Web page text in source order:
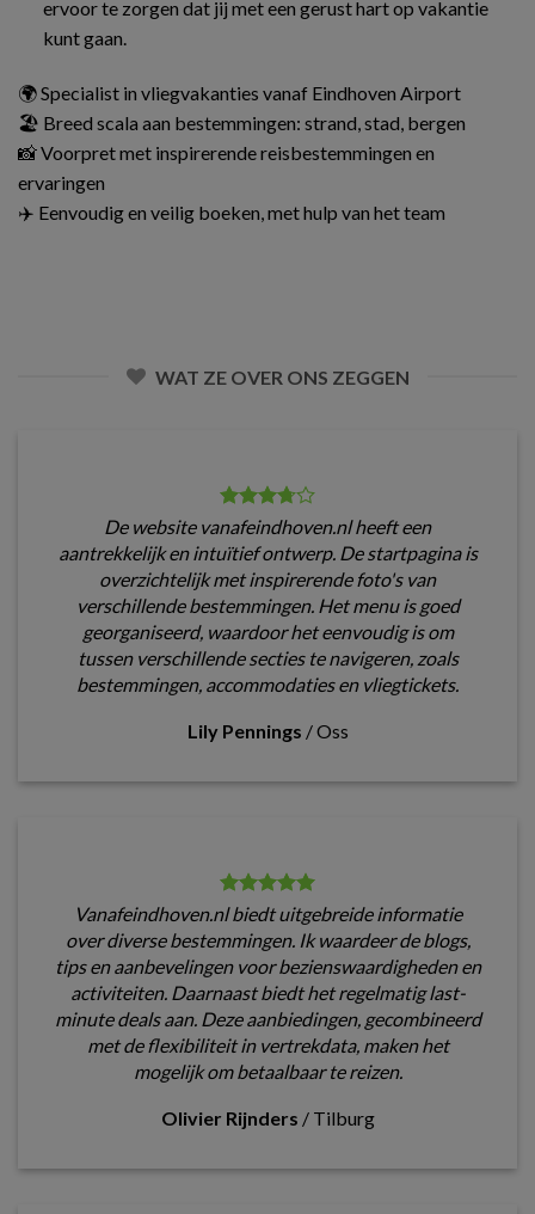
ervoor te zorgen dat jij met een gerust hart op vakantie
kunt gaan.
🌍 Specialist in vliegvakanties vanaf Eindhoven Airport
🏖️ Breed scala aan bestemmingen: strand, stad, bergen
📸 Voorpret met inspirerende reisbestemmingen en
ervaringen
✈️ Eenvoudig en veilig boeken, met hulp van het team
WAT ZE OVER ONS ZEGGEN
De website vanafeindhoven.nl heeft een
aantrekkelijk en intuïtief ontwerp. De startpagina is
overzichtelijk met inspirerende foto's van
verschillende bestemmingen. Het menu is goed
georganiseerd, waardoor het eenvoudig is om
tussen verschillende secties te navigeren, zoals
bestemmingen, accommodaties en vliegtickets.
Lily Pennings /Oss
Vanafeindhoven.nl biedt uitgebreide informatie
over diverse bestemmingen. Ik waardeer de blogs,
tips en aanbevelingen voor bezienswaardigheden en
activiteiten. Daarnaast biedt het regelmatig last-
minute deals aan. Deze aanbiedingen, gecombineerd
met de flexibiliteit in vertrekdata, maken het
mogelijk om betaalbaar te reizen.
Olivier Rijnders / Tilburg